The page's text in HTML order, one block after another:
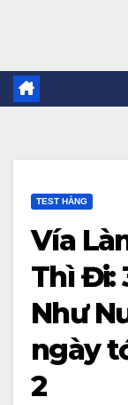
TEST HẰNG
Vía
Thì Đi:
Như
ngày
2